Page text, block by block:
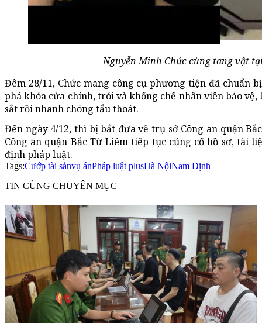
Nguyễn Minh Chức cùng tang vật
Đêm 28/11, Chức mang công cụ phương tiện đã chuẩn
phá khóa cửa chính, trói và khống chế nhân viên bảo
sắt rồi nhanh chóng tẩu thoát.
Đến ngày 4/12, thì bị bắt đưa về trụ sở Công an quận
Công an quận Bắc Từ Liêm tiếp tục củng cố hồ sơ, tài
định pháp luật.
Tags:Cướp tài sảnvụ ánPháp luật plusHà NộiNam Định
TIN CÙNG CHUYÊN MỤC